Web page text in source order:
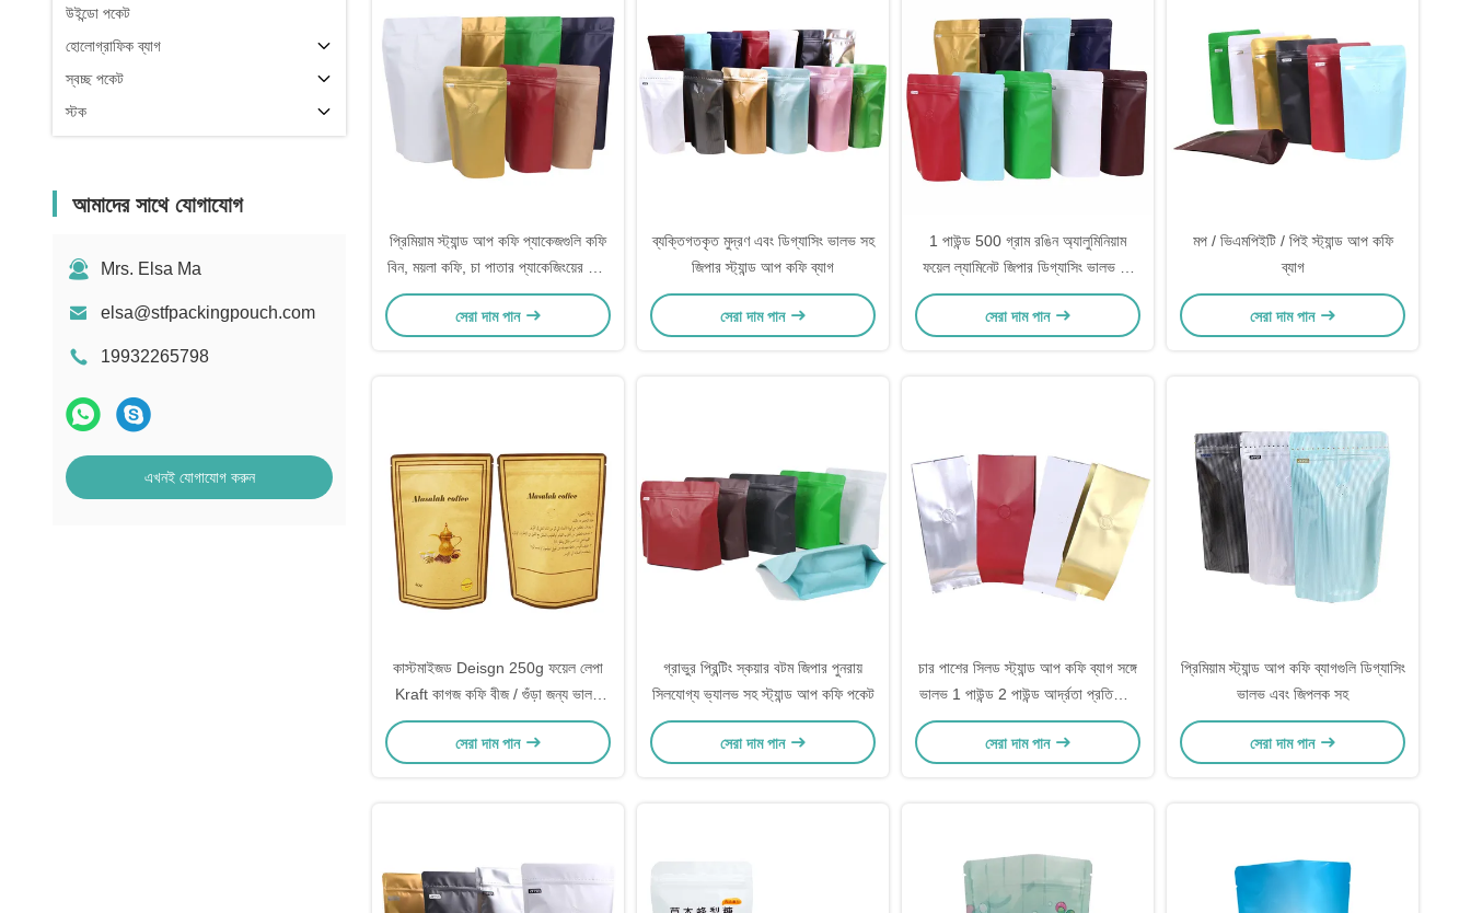
উইন্ডো পকেট
হোলোগ্রাফিক ব্যাগ
স্বচ্ছ পকেট
স্টক
আমাদের সাথে যোগাযোগ
Mrs. Elsa Ma
elsa@stfpackingpouch.com
19932265798
এখনই যোগাযোগ করুন
প্রিমিয়াম স্ট্যান্ড আপ কফি প্যাকেজগুলি কফি
বিন, ময়লা কফি, চা পাতার প্যাকেজিংয়ের জন্য
ডিগ্যাসিং ভালভ সহ
সেরা দাম পান
ব্যক্তিগতকৃত মুদ্রণ এবং ডিগ্যাসিং ভালভ সহ
জিপার স্ট্যান্ড আপ কফি ব্যাগ
সেরা দাম পান
1 পাউন্ড 500 গ্রাম রঙিন অ্যালুমিনিয়াম
ফয়েল ল্যামিনেট জিপার ডিগ্যাসিং ভালভ সহ
স্ট্যান্ড আপ কফি ব্যাগ
সেরা দাম পান
মপ / ভিএমপিইটি / পিই স্ট্যান্ড আপ কফি
ব্যাগ
সেরা দাম পান
কাস্টমাইজড Deisgn 250g ফয়েল লেপা
Kraft কাগজ কফি বীজ / গুঁড়া জন্য ভালভ
সঙ্গে কফি থলি স্ট্যান্ড আপ
সেরা দাম পান
গ্রাভুর প্রিন্টিং স্কয়ার বটম জিপার পুনরায়
সিলযোগ্য ভ্যালভ সহ স্ট্যান্ড আপ কফি পকেট
সেরা দাম পান
চার পাশের সিলড স্ট্যান্ড আপ কফি ব্যাগ সঙ্গে
ভালভ 1 পাউন্ড 2 পাউন্ড আর্দ্রতা প্রতিরোধী
অক্সিজেন বাধা
সেরা দাম পান
প্রিমিয়াম স্ট্যান্ড আপ কফি ব্যাগগুলি ডিগ্যাসিং
ভালভ এবং জিপলক সহ
সেরা দাম পান